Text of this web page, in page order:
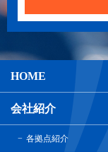
HOME
会社紹介
各拠点紹介